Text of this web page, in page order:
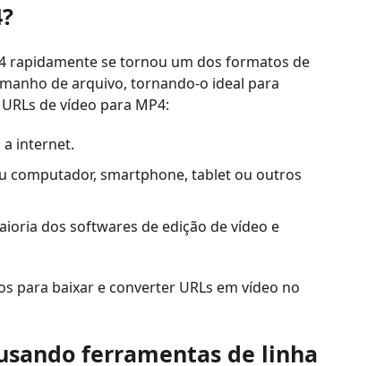
rapidamente se tornou um dos formatos de
de arquivo, tornando-o ideal para
de vídeo para MP4:
a internet.
computador, smartphone, tablet ou outros
dos softwares de edição de vídeo e
​​para baixar e converter URLs em vídeo no
ferramentas de linha